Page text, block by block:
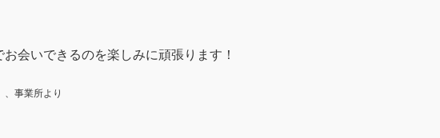
お会いできるのを楽しみに頑張ります！
事業所より